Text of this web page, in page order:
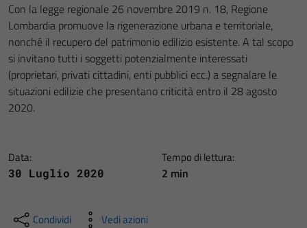
Con la legge regionale 26 novembre 2019 n. 18, Regione
Lombardia promuove la rigenerazione urbana e territoriale,
nonché il recupero del patrimonio edilizio esistente. A tal scopo
si invitano tutti i soggetti potenzialmente interessati
(proprietari, privati cittadini, enti pubblici ecc.) a segnalare le
situazioni edilizie che presentano criticità entro il 28 agosto
2020.
Data:
30 Luglio 2020
Tempo di lettura:
2 min
Condividi Vedi azioni